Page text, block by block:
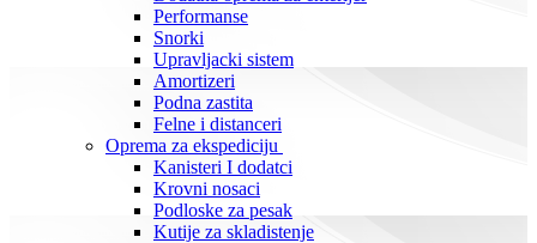
Performanse
Snorki
Upravljacki sistem
Amortizeri
Podna zastita
Felne i distanceri
Oprema za ekspediciju
Kanisteri I dodatci
Krovni nosaci
Podloske za pesak
Kutije za skladistenje